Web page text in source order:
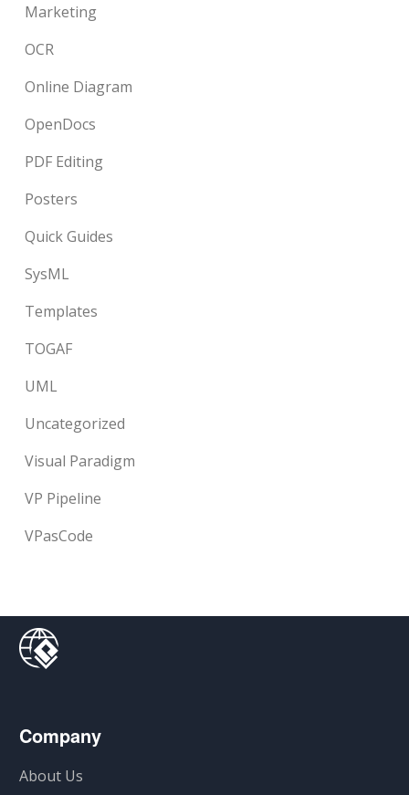
Marketing
OCR
Online Diagram
OpenDocs
PDF Editing
Posters
Quick Guides
SysML
Templates
TOGAF
UML
Uncategorized
Visual Paradigm
VP Pipeline
VPasCode
Company
About Us